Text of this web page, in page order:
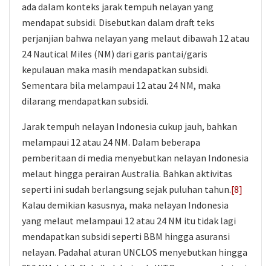
ada dalam konteks jarak tempuh nelayan yang
mendapat subsidi. Disebutkan dalam draft teks
perjanjian bahwa nelayan yang melaut dibawah 12 atau
24 Nautical Miles (NM) dari garis pantai/garis
kepulauan maka masih mendapatkan subsidi.
Sementara bila melampaui 12 atau 24 NM, maka
dilarang mendapatkan subsidi.
Jarak tempuh nelayan Indonesia cukup jauh, bahkan
melampaui 12 atau 24 NM. Dalam beberapa
pemberitaan di media menyebutkan nelayan Indonesia
melaut hingga perairan Australia. Bahkan aktivitas
seperti ini sudah berlangsung sejak puluhan tahun.[8]
Kalau demikian kasusnya, maka nelayan Indonesia
yang melaut melampaui 12 atau 24 NM itu tidak lagi
mendapatkan subsidi seperti BBM hingga asuransi
nelayan. Padahal aturan UNCLOS menyebutkan hingga